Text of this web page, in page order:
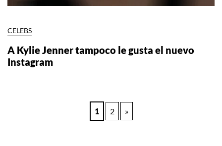
CELEBS
A Kylie Jenner tampoco le gusta el nuevo
Instagram
1 2 »